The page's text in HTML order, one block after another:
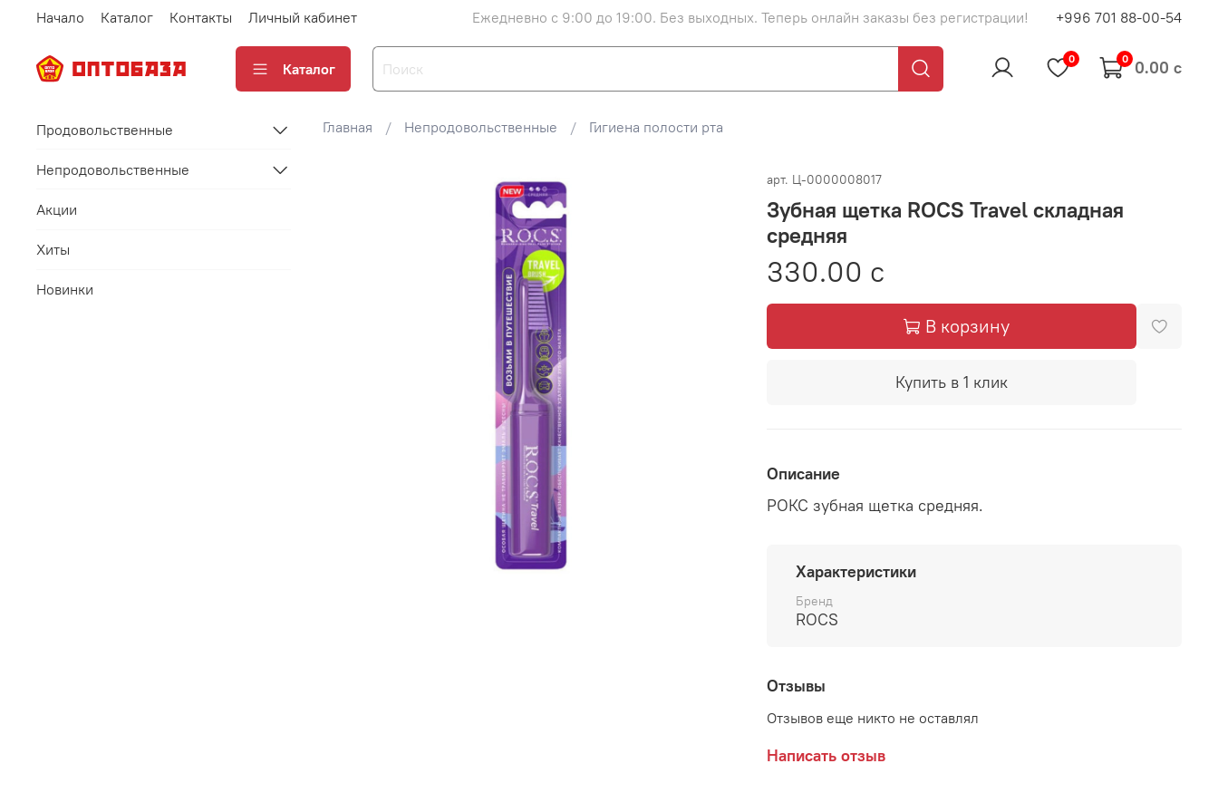
Начало Каталог Контакты Личный кабинет Ежедневно с 9:00 до 19:00. Без выходных. Теперь онлайн заказы без регистрации! +996 701 88-00-54
Каталог
0 0 0.00 с
Главная Непродовольственные Гигиена полости рта
арт. Ц-0000008017
Зубная щетка ROCS Travel складная
средняя
330.00 с
В корзину
Купить в 1 клик
Описание
РОКС зубная щетка средняя.
Характеристики
Бренд
ROCS
Отзывы
Отзывов еще никто не оставлял
Написать отзыв
Продовольственные
Непродовольственные
Акции
Хиты
Новинки